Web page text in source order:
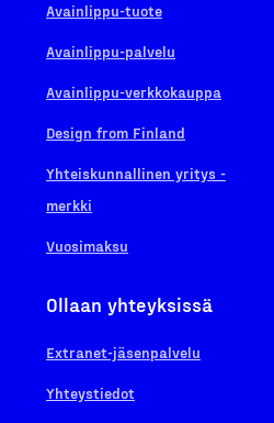
Avainlippu-tuote
Avainlippu-palvelu
Avainlippu-verkkokauppa
Design from Finland
Yhteiskunnallinen yritys -
merkki
Vuosimaksu
Ollaan yhteyksissä
Extranet-jäsenpalvelu
Yhteystiedot